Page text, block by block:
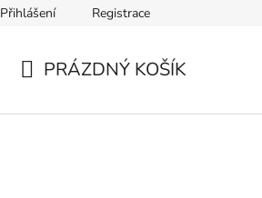
Zásady zpracování osobních údajů
Přihlášení Registrace
PRÁZDNÝ KOŠÍK